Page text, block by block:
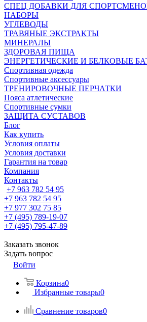
СПЕЦ ДОБАВКИ ДЛЯ
НАБОРЫ
УГЛЕВОДЫ
ТРАВЯНЫЕ ЭКСТРАКТЫ
МИНЕРАЛЫ
ЗДОРОВАЯ ПИЩА
ЭНЕРГЕТИЧЕСКИЕ И БЕЛКОВЫЕ
Спортивная одежда
Спортивные аксессуары
ТРЕНИРОВОЧНЫЕ ПЕРЧАТКИ
Пояса атлетические
Спортивные сумки
ЗАЩИТА СУСТАВОВ
Блог
Как купить
Условия оплаты
Условия доставки
Гарантия на товар
Компания
Контакты
+7 963 782 54 95
+7 963 782 54 95
+7 977 302 75 85
+7 (495) 789-19-07
+7 (495) 795-47-89
Заказать звонок
Задать вопрос
Войти
Корзина0
Избранные товары0
Сравнение товаров0